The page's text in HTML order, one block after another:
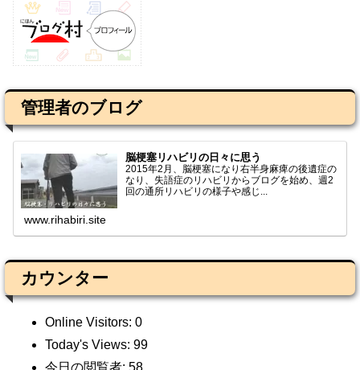
管理者のブログ
脳梗塞リハビリの日々に思う
2015年2月、脳梗塞になり右半身麻痺の後遺症の
なり、失語症のリハビリからブログを始め、週2
回の通所リハビリの様子や感じ...
www.rihabiri.site
カウンター
Online Visitors: 0
Today's Views: 99
今日の閲覧者: 58